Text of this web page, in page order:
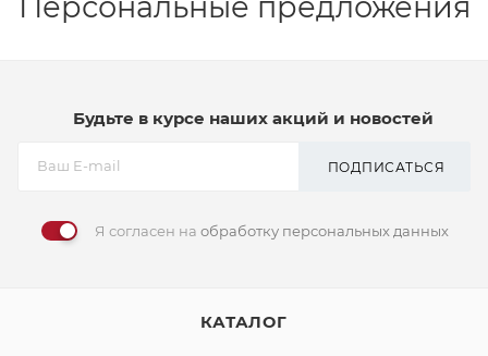
Будьте в курсе наших акций и новостей
ПОДПИСАТЬСЯ
Я согласен на обработку персональных данных
КАТАЛОГ